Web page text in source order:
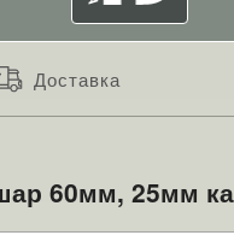
Доставка
60мм, 25мм